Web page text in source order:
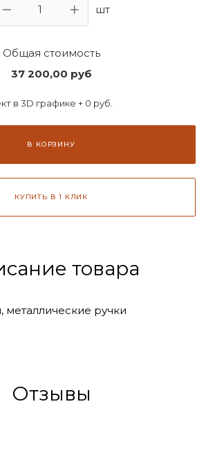
шт
Общая стоимость
37 200,00 руб
в 3D графике + 0 руб.
В КОРЗИНУ
КУПИТЬ В 1 КЛИК
товара
ручки
Отзывы